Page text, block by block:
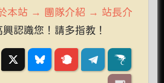
於本站 → 團隊介紹 → 站長介
興認識您！請多指教！